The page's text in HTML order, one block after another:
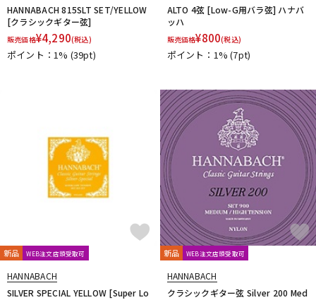
アンプ エフェクター
DJ機器 DTM
レコーディング機器
配信/ライブ機器 楽器アクセサリ
ヴィンテージ
HANNABACH 815SLT SET/YELLOW
[クラシックギター弦]
販売価格¥4,290(税込)
ポイント：1% (39pt)
ALTO 4弦 [Low-G用バラ弦] ハナバ
ッハ
販売価格¥800(税込)
ポイント：1%(7pt)
新品 WEB注文店頭受取可
HANNABACH
SILVER SPECIAL YELLOW [Super Lo
新品 WEB注文店頭受取可
HANNABACH
クラシックギター弦 Silver 200 Med